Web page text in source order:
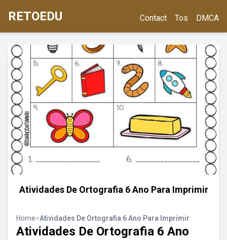
RETOEDU Contact Tos DMCA
Atividades De Ortografia 6 Ano Para Imprimir
Home>Atividades De Ortografia 6 Ano Para Imprimir
Atividades De Ortografia 6 Ano